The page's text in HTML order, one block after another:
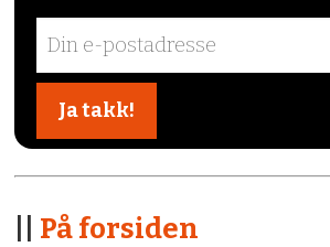
På forsiden